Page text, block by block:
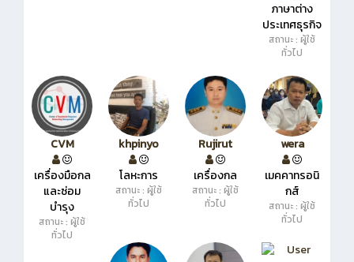
ภาษาต่าง
ประเทศธุรกิจ
สถานะ : ผู้ใช้
ทั่วไป
CVM
เครื่องมือกล
และซ่อม
บำรุง
สถานะ : ผู้ใช้
ทั่วไป
khpinyo
โลหะการ
สถานะ : ผู้ใช้
ทั่วไป
Rujirut
เครื่องกล
สถานะ : ผู้ใช้
ทั่วไป
wera
เมคคาทรอนิ
กส์
สถานะ : ผู้ใช้
ทั่วไป